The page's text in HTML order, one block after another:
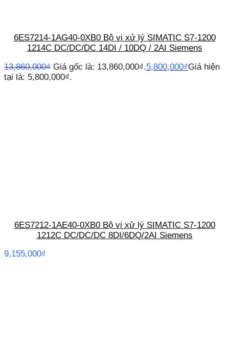
6ES7214-1AG40-0XB0 Bộ vi xử lý SIMATIC S7-1200
1214C DC/DC/DC 14DI / 10DQ / 2AI Siemens
13,860,000₫ Giá gốc là: 13,860,000₫.5,800,000₫Giá hiện
tại là: 5,800,000₫.
6ES7212-1AE40-0XB0 Bộ vi xử lý SIMATIC S7-1200
1212C DC/DC/DC 8DI/6DQ/2AI Siemens
9,155,000₫